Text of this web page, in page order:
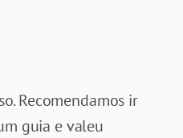
Recomendamos ir
guia e valeu